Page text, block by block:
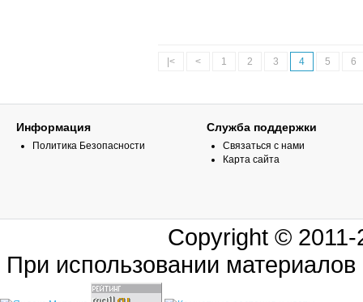
|< < 1 2 3 4 5 6
Информация
Политика Безопасности
Служба поддержки
Связаться с нами
Карта сайта
Copyright ©
При использовании